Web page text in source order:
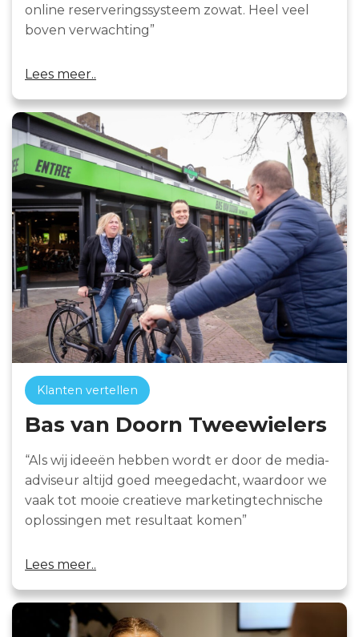
online reserveringssysteem zowat. Heel veel
boven verwachting”
Lees meer..
Klanten vertellen
Bas van Doorn Tweewielers
“Als wij ideeën hebben wordt er door de media-
adviseur altijd goed meegedacht, waardoor we
vaak tot mooie creatieve marketingtechnische
oplossingen met resultaat komen”
Lees meer..